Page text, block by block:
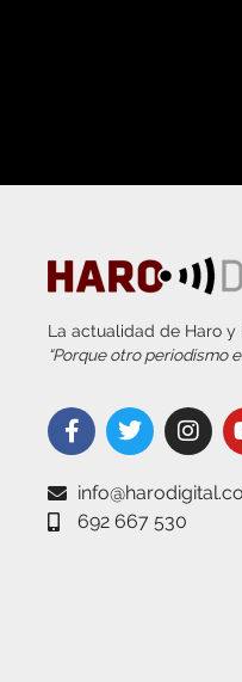
La actualidad de Haro y
“Porque otro periodismo
692 667 530